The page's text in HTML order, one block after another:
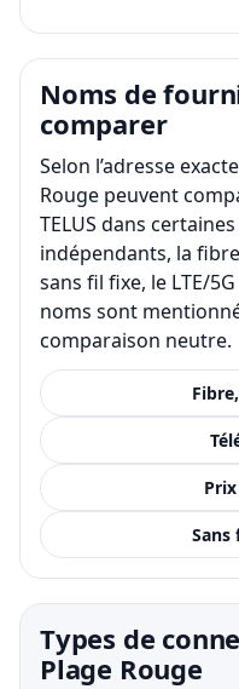
Noms de
comparer
Selon l’adresse
Rouge peuvent
TELUS dans
indépendants, la
sans fil fixe, le LTE/
noms sont
comparaison neutre.
Types de
Plage Rouge